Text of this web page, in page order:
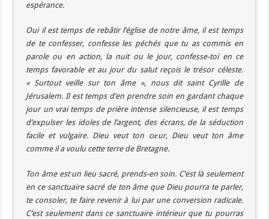
espérance.
Oui il est temps de rebâtir l’église de notre âme, il est temps
de te confesser, confesse les péchés que tu as commis en
parole ou en action, la nuit ou le jour, confesse-toi en ce
temps favorable et au jour du salut reçois le trésor céleste.
« Surtout veille sur ton âme », nous dit saint Cyrille de
Jérusalem. Il est temps d’en prendre soin en gardant chaque
jour un vrai temps de prière intense silencieuse, il est temps
d’expulser les idoles de l’argent, des écrans, de la séduction
facile et vulgaire. Dieu veut ton cœur, Dieu veut ton âme
comme il a voulu cette terre de Bretagne.
Ton âme est un lieu sacré, prends-en soin. C’est là seulement
en ce sanctuaire sacré de ton âme que Dieu pourra te parler,
te consoler, te faire revenir à lui par une conversion radicale.
C’est seulement dans ce sanctuaire intérieur que tu pourras